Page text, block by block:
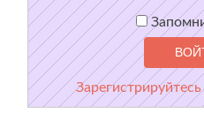
Зарегистрируйтесь